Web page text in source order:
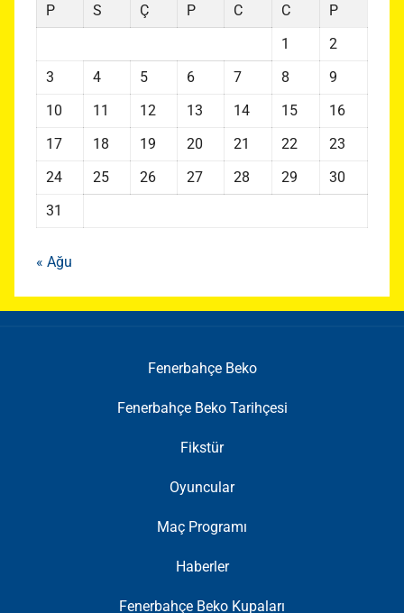
P
S Ç P C C
P
1
2
3
4 5 6 7 8
9
10
11 12 13 14 15
16
17
18 19 20 21 22
23
24
25 26 27 28 29
30
31
« Ağu
Fenerbahçe Beko
Fenerbahçe Beko Tarihçesi
Fikstür
Oyuncular
Maç Programı
Haberler
Fenerbahçe Beko Kupaları